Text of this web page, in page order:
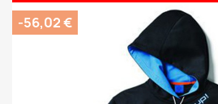
-56,02 €